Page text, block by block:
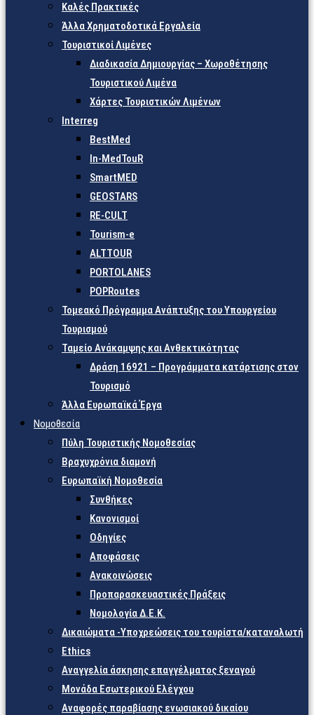
Καλές Πρακτικές
Άλλα Χρηματοδοτικά Εργαλεία
Τουριστικοί Λιμένες
Διαδικασία Δημιουργίας – Χωροθέτησης
Τουριστικού Λιμένα
Χάρτες Τουριστικών Λιμένων
Interreg
BestMed
In-MedTouR
SmartMED
GEOSTARS
RE-CULT
Tourism-e
ALTTOUR
PORTOLANES
POPRoutes
Τομεακό Πρόγραμμα Ανάπτυξης του Υπουργείου
Τουρισμού
Ταμείο Ανάκαμψης και Ανθεκτικότητας
Δράση 16921 – Προγράμματα κατάρτισης στον
Τουρισμό
Άλλα Ευρωπαϊκά Έργα
Νομοθεσία
Πύλη Τουριστικής Νομοθεσίας
Βραχυχρόνια διαμονή
Ευρωπαϊκή Νομοθεσία
Συνθήκες
Κανονισμοί
Οδηγίες
Αποφάσεις
Ανακοινώσεις
Προπαρασκευαστικές Πράξεις
Νομολογία Δ.Ε.Κ.
Δικαιώματα -Υποχρεώσεις του τουρίστα/καταναλωτή
Ethics
Αναγγελία άσκησης επαγγέλματος ξεναγού
Μονάδα Εσωτερικού Ελέγχου
Αναφορές παραβίασης ενωσιακού δικαίου